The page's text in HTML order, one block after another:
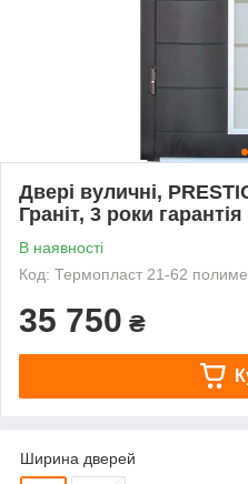
Двері вуличні,
Граніт, 3 роки
В наявності
Код: Термопласт 21-62
35 750 ₴
Ширина дверей